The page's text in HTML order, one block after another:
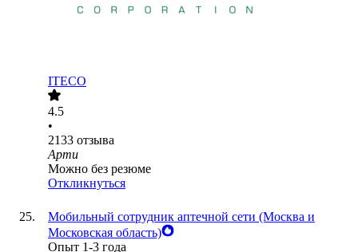
ITECO
4.5
•
2133 отзыва
Арти
Можно без резюме
Откликнуться
Мобильный сотрудник аптечной сети (Москва и
Московская область)
Опыт 1-3 года